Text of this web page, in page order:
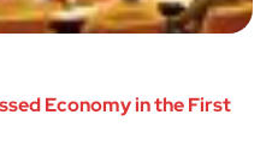
Economy in the First